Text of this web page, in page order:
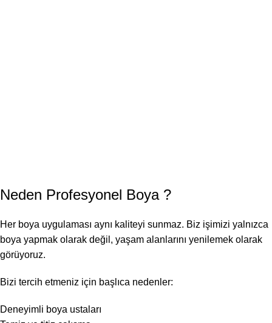
Neden Profesyonel Boya?
Her boya uygulaması aynı kaliteyi sunmaz. Biz işimizi yalnızca
boya yapmak olarak değil, yaşam alanlarını yenilemek olarak
görüyoruz.
Bizi tercih etmeniz için başlıca nedenler:
Deneyimli boya ustaları